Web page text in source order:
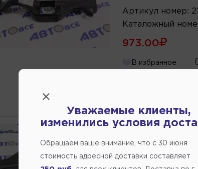
Артикул номер :
Каталожный
973.00
В избранное
Траверса КПП
Артикул
Уважаемые клиенты,
изменились условия
Обращаем ваше внимание, что c 30 июня
стоимость адресной доставки составляет